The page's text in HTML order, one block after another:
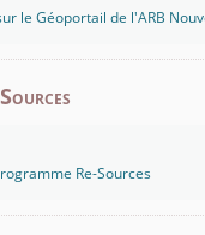
le Géoportail de l'ARB
Re-Sources